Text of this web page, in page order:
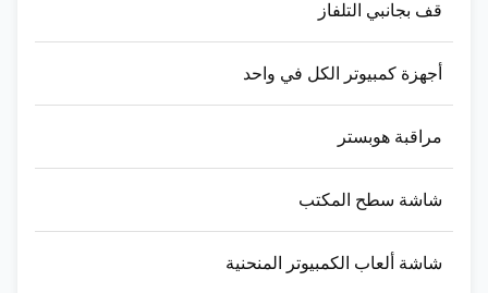
قف بجانبي التلفاز
أجهزة كمبيوتر الكل في واحد
مراقبة هوبستر
شاشة سطح المكتب
شاشة ألعاب الكمبيوتر المنحنية